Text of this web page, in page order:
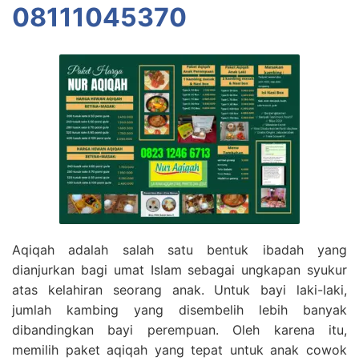
08111045370
Aqiqah adalah salah satu bentuk ibadah yang
dianjurkan bagi umat Islam sebagai ungkapan syukur
atas kelahiran seorang anak. Untuk bayi laki-laki,
jumlah kambing yang disembelih lebih banyak
dibandingkan bayi perempuan. Oleh karena itu,
memilih paket aqiqah yang tepat untuk anak cowok